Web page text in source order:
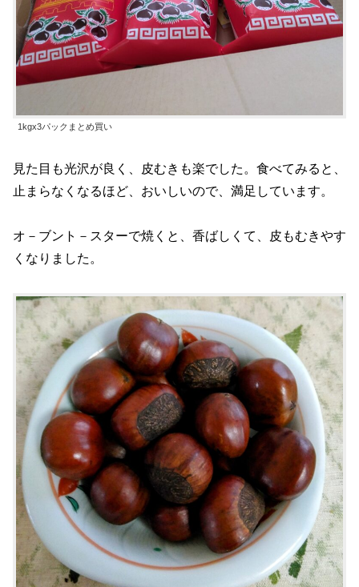
1kgx3パックまとめ買い
見た目も光沢が良く、皮むきも楽でした。食べてみると、
止まらなくなるほど、おいしいので、満足しています。
オ－ブント－スターで焼くと、香ばしくて、皮もむきやす
くなりました。